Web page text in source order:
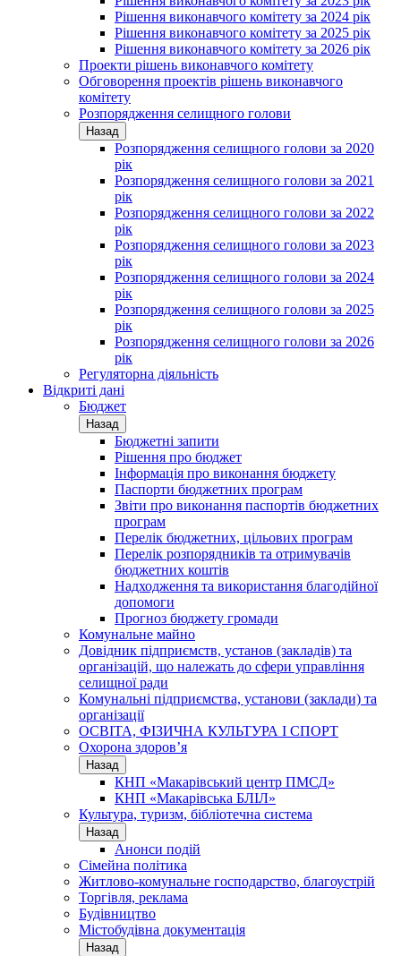
Рішення виконавчого комітету за 2024 рік
Рішення виконавчого комітету за 2025 рік
Рішення виконавчого комітету за 2026 рік
Проекти рішень виконавчого комітету
Обговорення проектів рішень виконавчого
комітету
Розпорядження селищного голови
Назад
Розпорядження селищного голови за 2020
рік
Розпорядження селищного голови за 2021
рік
Розпорядження селищного голови за 2022
рік
Розпорядження селищного голови за 2023
рік
Розпорядження селищного голови за 2024
рік
Розпорядження селищного голови за 2025
рік
Розпорядження селищного голови за 2026
рік
Регуляторна діяльність
Відкриті дані
Бюджет
Назад
Бюджетні запити
Рішення про бюджет
Інформація про виконання бюджету
Паспорти бюджетних програм
Звіти про виконання паспортів бюджетних
програм
Перелік бюджетних, цільових програм
Перелік розпорядників та отримувачів
бюджетних коштів
Надходження та використання благодійної
допомоги
Прогноз бюджету громади
Комунальне майно
Довідник підприємств, установ (закладів) та
організацій, що належать до сфери управління
селищної ради
Комунальні підприємства, установи (заклади) та
організації
ОСВІТА, ФІЗИЧНА КУЛЬТУРА І СПОРТ
Охорона здоров’я
Назад
КНП «Макарівський центр ПМСД»
КНП «Макарівська БЛІЛ»
Культура, туризм, бібліотечна система
Назад
Анонси подій
Сімейна політика
Житлово-комунальне господарство, благоустрій
Торгівля, реклама
Будівництво
Містобудівна документація
Назад